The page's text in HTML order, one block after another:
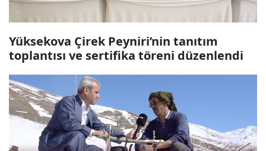
Yüksekova Çirek Peyniri’nin tanıtım
toplantısı ve sertifika töreni düzenlendi